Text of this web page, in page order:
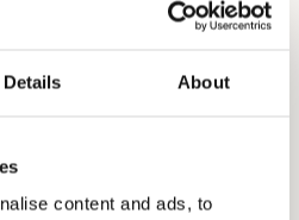
Details About
content and ads, to
tæer til at krumme sig
til hvilke ord og
kradser mest i